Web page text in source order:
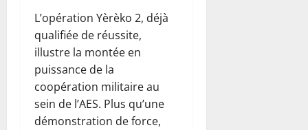
L’opération Yèrèko 2, déjà
qualifiée de réussite,
illustre la montée en
puissance de la
coopération militaire au
sein de l’AES. Plus qu’une
démonstration de force,